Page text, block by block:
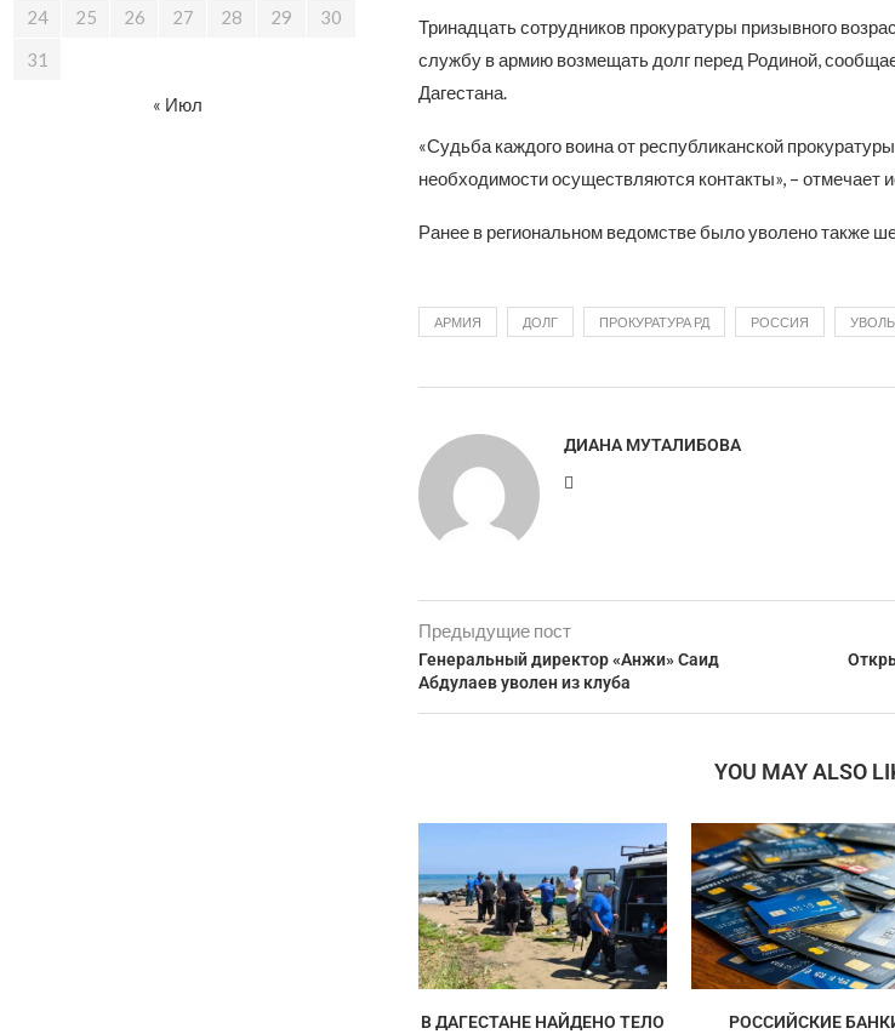
Тринадцать сотрудников прокуратуры призывного
службу в армию возмещать долг перед Родиной,
Дагестана.
«Судьба каждого воина от республиканской
необходимости осуществляются контакты», – отмечает
Ранее в региональном ведомстве было уволено также
АРМИЯ ДОЛГ ПРОКУРАТУРА РД РОССИЯ
ДИАНА МУТАЛИБОВА
Предыдущие пост
Генеральный директор «Анжи» Саид
Абдулаев уволен из клуба
YOU MAY ALSO
В ДАГЕСТАНЕ НАЙДЕНО ТЕЛО
РОССИЙСКИЕ
24
25 26 27 28 29
30
31
« Июл